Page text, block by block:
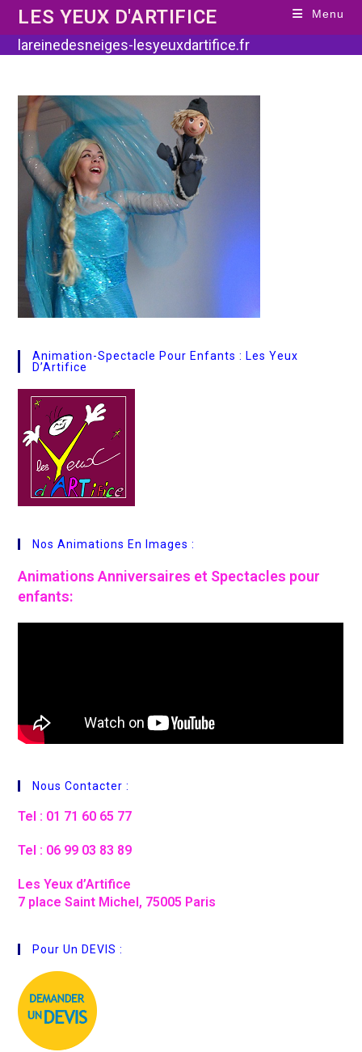
content
LES YEUX D'ARTIFICE Menu
lareinedesneiges-lesyeuxdartifice.fr
Animation-Spectacle Pour Enfants : Les Yeux
D’Artifice
Nos Animations En Images :
Animations Anniversaires et Spectacles pour
enfants:
Nous Contacter :
Tel : 01 71 60 65 77
Tel : 06 99 03 83 89
Les Yeux d’Artifice
7 place Saint Michel, 75005 Paris
Pour Un DEVIS :